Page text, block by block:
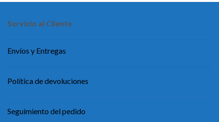
Servicio al Cliente
Envíos y Entregas
Política de devoluciones
Seguimiento del pedido